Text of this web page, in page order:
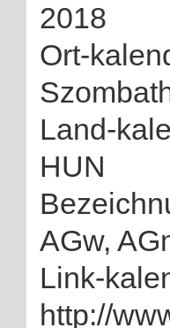
2018
Ort-
Land-
HUN
AGw,
Link-
http://